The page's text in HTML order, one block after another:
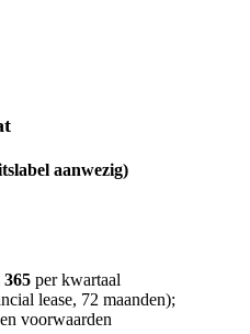
aanwezig)
365 per kwartaal
lease, 72 maanden);
voorwaarden